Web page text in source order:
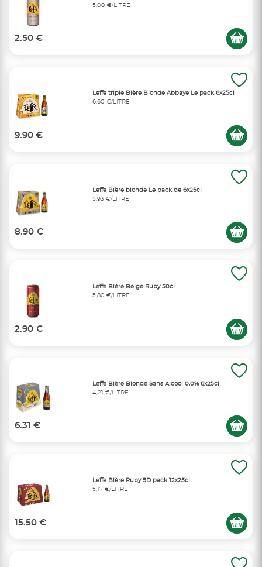
5,00 €/LITRE
2.50 €
Leffe triple Bière Blonde Abbaye Le pack 6x25cl
6,60 €/LITRE
9.90 €
Leffe Bière blonde Le pack de 6x25cl
5,93 €/LITRE
8.90 €
Leffe Bière Belge Ruby 50cl
5,80 €/LITRE
2.90 €
Leffe Bière Blonde Sans Alcool 0,0% 6x25cl
4,21 €/LITRE
6.31 €
Leffe Bière Ruby 5D pack 12x25cl
5,17 €/LITRE
15.50 €